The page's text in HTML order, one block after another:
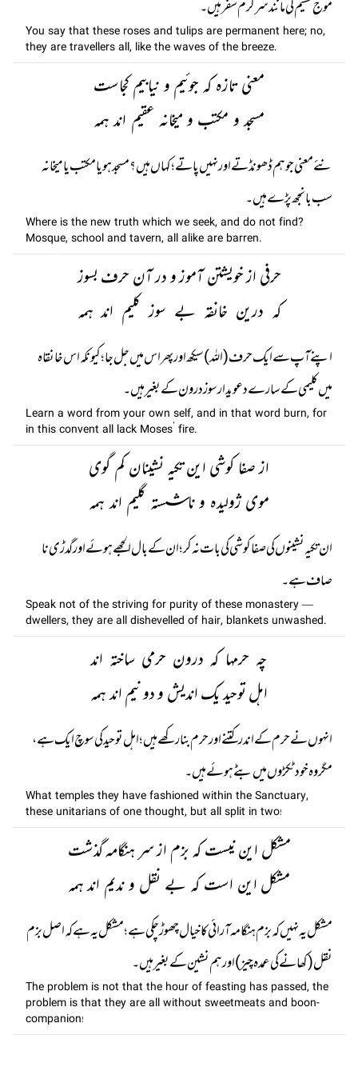
موج نسیم کی مانند سرگرم سفر ہیں۔
You say that these roses and tulips are permanent here; no,
they are travellers all, like the waves of the breeze.
معنی تازہ کہ جوئیم و نیابیم کجاست
مسجد و مکتب و میخانہ عقیم اند ہمہ
نئے معنی جو ہم ڈھونڈتے اور نہیں پاتے؛ کہاں ہیں؟ مسجد ہو یا مکتب یا میخانہ
سب بانجھ پڑے ہیں۔
Where is the new truth which we seek, and do not find?
Mosque, school and tavern, all alike are barren.
حرفی از خویشتن آموز و در آن حرف بسوز
کہ درین خانقہ بے سوز کلیم اند ہمہ
اپنے آپ سے ایک حرف (اللہ ) سیکھ اور پھر اس میں جل جا؛ کیونکہ اس خانقاہ
میں کلیمی کے سارے دعویدار سوز درون کے بغیر ہیں۔
Learn a word from your own self, and in that word burn, for
in this convent all lack Moses’ fire.
از صفا کوشی این تکیہ نشینان کم گوی
موی ژولیدہ و ناشستہ گلیم اند ہمہ
ان تکیہ نشینوں کی صفا کوشی کی بات نہ کر ؛ ان کے بال الجھے ہوئے اور گدڑی نا
صاف ہے۔
Speak not of the striving for purity of these monastery —
dwellers, they are all dishevelled of hair, blankets unwashed.
چہ حرمہا کہ درون حرمی ساختہ اند
اہل توحید یک اندیش و دو نیم اند ہمہ
انہوں نے حرم کے اندر کتنے اور حرم بنا رکھے ہیں ؛ اہل توحید کی سوچ ایک ہے،
مگر وہ خود ٹکڑوں میں بٹے ہوئے ہیں۔
What temples they have fashioned within the Sanctuary,
these unitarians of one thought, but all split in two!
مشکل این نیست کہ بزم از سر ہنگامہ گذشت
مشکل این است کہ بے نقل و ندیم اند ہمہ
مشکل یہ نہیں کہ بزم ہنگامہ آرائی کا خیال چھوڑ چکی ہے؛ مشکل یہ ہے کہ اصل بزم
نقل (کھانے کی عمدہ چیز ) اور ہم نشین کے بغیر ہیں۔
The problem is not that the hour of feasting has passed, the
problem is that they are all without sweetmeats and boon-
companion!